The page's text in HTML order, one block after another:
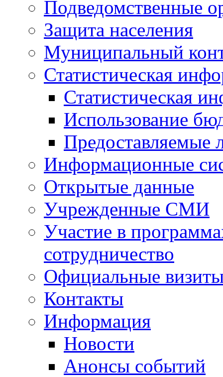
Подведомственные
Защита населения
Муниципальный
Статистическая
Статистическая
Использование
Предоставляемые
Информационные
Открытые данные
Учрежденные СМИ
Участие в
сотрудничество
Официальные
Контакты
Информация
Новости
Анонсы событий